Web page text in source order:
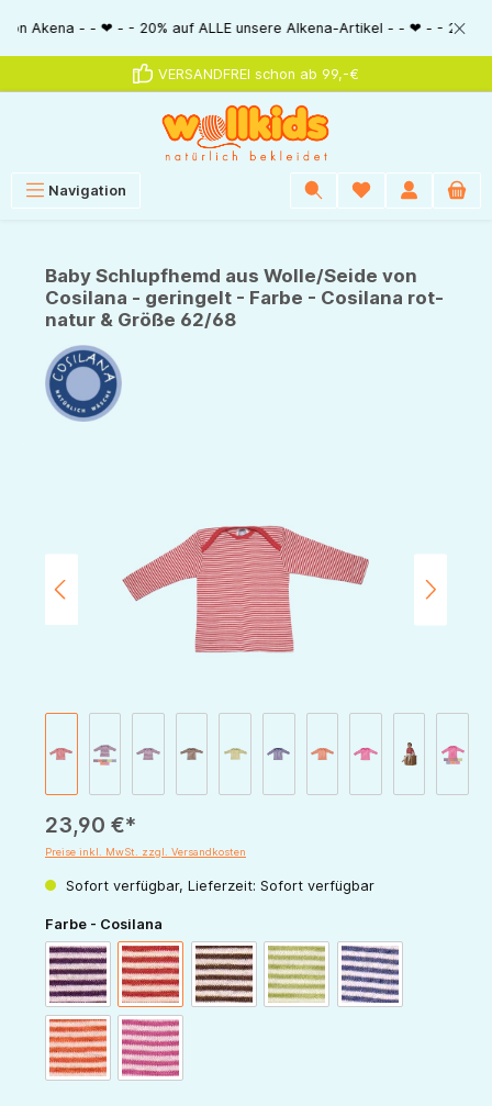
springen
- - ❤ - - 20% auf ALLE unsere Alkena-Artikel - - ❤ - - 20% NUR
VERSANDFREI schon ab 99,-€
Navigation
Baby Schlupfhemd aus Wolle/Seide von
Cosilana - geringelt - Farbe - Cosilana rot-
natur & Größe 62/68
23,90 €*
Preise inkl. MwSt. zzgl. Versandkosten
Sofort verfügbar, Lieferzeit: Sofort verfügbar
Farbe - Cosilana
pflaume-naturrot-natur schoko-naturgrün-naturmarine-natur
orange-naturpink-natur